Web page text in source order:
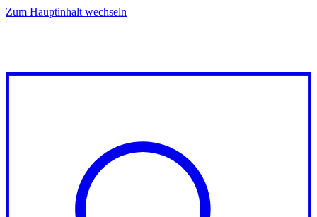
Zum Hauptinhalt wechseln